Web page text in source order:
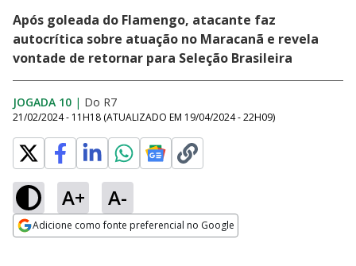
Após goleada do Flamengo, atacante faz
autocrítica sobre atuação no Maracanã e revela
vontade de retornar para Seleção Brasileira
JOGADA 10 | Do R7
21/02/2024 - 11H18 (ATUALIZADO EM 19/04/2024 - 22H09)
A+ A-
Adicione como fonte preferencial no Google